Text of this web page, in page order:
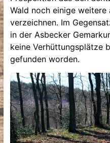
Wald noch einige
verzeichnen. Im
in der Asbecker
keine Verhüttungsplätze
gefunden worden.